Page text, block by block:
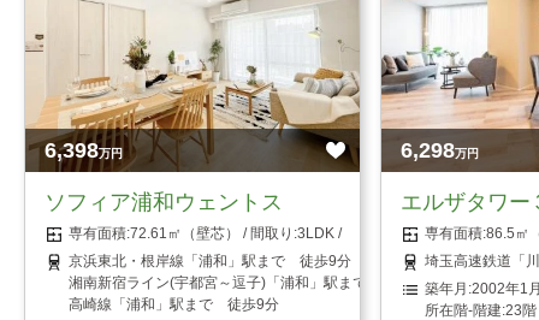
6,398万円
ソフィア浦和ウェントス
72.61㎡（壁芯）
3LDK
京浜東北・根岸線「浦和」駅まで 徒歩9分
湘南新宿ライン(宇都宮～逗子)「浦和」駅まで 徒歩9分
高崎線「浦和」駅まで 徒歩9分
6,298万円
エルザタワー
86.5㎡
埼玉高速鉄道「
2002年1
23階